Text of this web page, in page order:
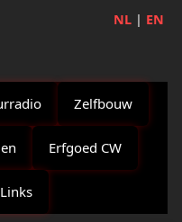
NL | EN
Zelfbouw
Erfgoed CW
Links